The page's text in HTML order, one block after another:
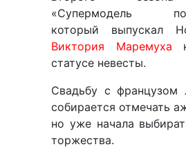
«Супермодель по-
который выпускал
Виктория Маремуха
статусе невесты.
Свадьбу с французом
собирается отмечать
но уже начала
торжества.